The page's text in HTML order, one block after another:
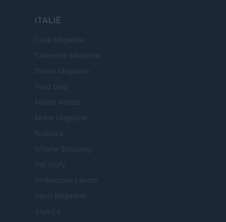
ITALIË
Casa Magazine
Cineverse Magazine
Donne Magazine
Food Blog
Milano Notizie
Motor Magazine
Notizie.it
Offerte Shopping
Pet Story
Professione Lavoro
Sport Magazine
Style24